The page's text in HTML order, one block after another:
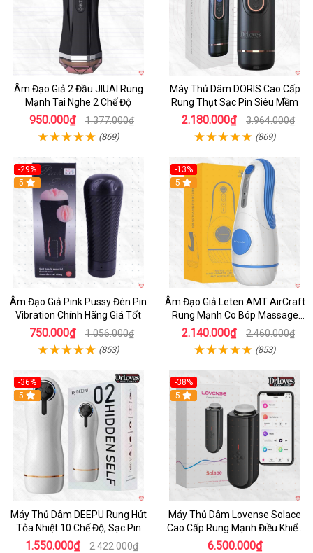
Âm Đạo Giả 2 Đầu JIUAI Rung
Mạnh Tai Nghe 2 Chế Độ
950.000₫ 1.377.000₫
(869)
Máy Thủ Dâm DORIS Cao Cấp
Rung Thụt Sạc Pin Siêu Mềm
2.180.000₫ 3.964.000₫
(869)
-29%
5
Âm Đạo Giả Pink Pussy Đèn Pin
Vibration Chính Hãng Giá Tốt
750.000₫ 1.056.000₫
(853)
-13%
5
Âm Đạo Giả Leten AMT AirCraft
Rung Mạnh Co Bóp Massage
Êm Ái
2.140.000₫ 2.460.000₫
(853)
-36%
Hot
5
Máy Thủ Dâm DEEPU Rung Hút
Tỏa Nhiệt 10 Chế Độ, Sạc Pin
1.550.000₫ 2.422.000₫
-38%
Hot
5
Máy Thủ Dâm Lovense Solace
Cao Cấp Rung Mạnh Điều Khiển
App
6.500.000₫